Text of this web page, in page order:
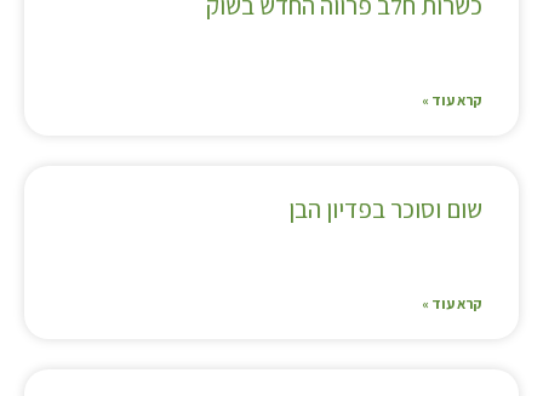
קרא עוד »
שום וסוכר בפדיון הבן
קרא עוד »